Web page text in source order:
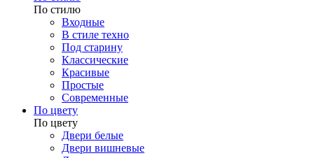
По стилю
Входные
В стиле техно
Под старину
Классические
Красивые
Простые
Современные
По цвету
По цвету
Двери белые
Двери вишневые